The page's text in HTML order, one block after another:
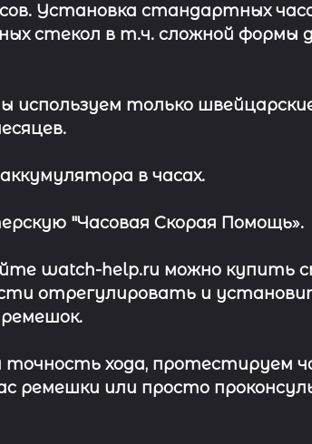
Установка стандартных
стекол в т.ч. сложной формы
используем только
в часах.
"Часовая Скорая Помощь».
watch-help.ru можно купить
отрегулировать и
.
хода, протестируем
ремешки или просто